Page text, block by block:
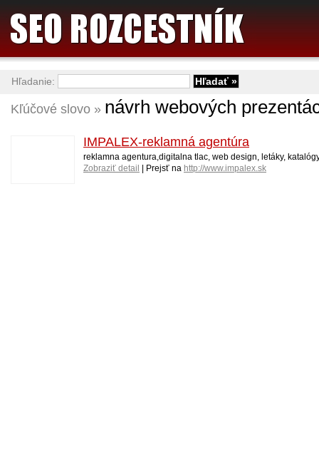
Kľúčové slovo » návrh webových
IMPALEX-reklamná agentúra
reklamna agentura,digitalna tlac, web design, letáky,
Zobraziť detail
| Prejsť na http://www.impalex.sk
Hľadanie: